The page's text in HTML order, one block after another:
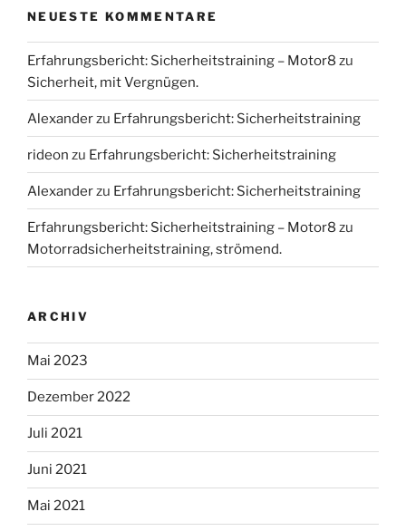
NEUESTE KOMMENTARE
Erfahrungsbericht: Sicherheitstraining – Motor8 zu
Sicherheit, mit Vergnügen.
Alexanderzu Erfahrungsbericht: Sicherheitstraining
rideon zu Erfahrungsbericht: Sicherheitstraining
Alexanderzu Erfahrungsbericht: Sicherheitstraining
Erfahrungsbericht: Sicherheitstraining – Motor8 zu
Motorradsicherheitstraining, strömend.
ARCHIV
Mai 2023
Dezember 2022
Juli 2021
Juni 2021
Mai 2021